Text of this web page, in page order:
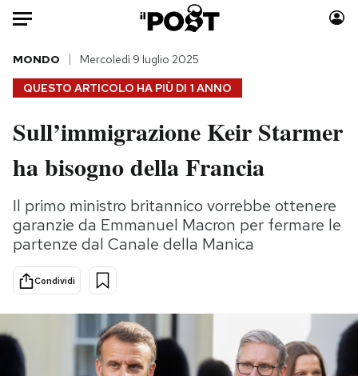
Auto
HOME
Italia
Politica
Tecnologia
Internet
Scienza
Cultura
Economia
Moda
Consumismi
Storie/Idee
Ok Boomer!
Media
QUESTO ARTICOLO HA PIÙ DI 1 ANNO
MONDO Mercoledì 9 luglio 2025
Sull’immigrazione Keir Starmer
ha bisogno della Francia
Il primo ministro britannico vorrebbe ottenere
garanzie da Emmanuel Macron per fermare le
partenze dal Canale della Manica
Condividi